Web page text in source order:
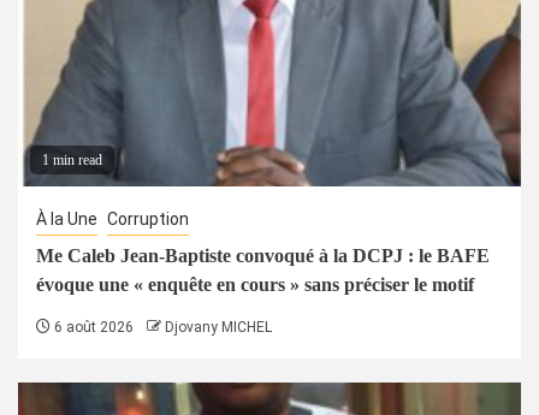
1 min read
À la Une Corruption
Me Caleb Jean-Baptiste convoqué à la DCPJ : le BAFE
évoque une « enquête en cours » sans préciser le motif
6 août 2026 Djovany MICHEL